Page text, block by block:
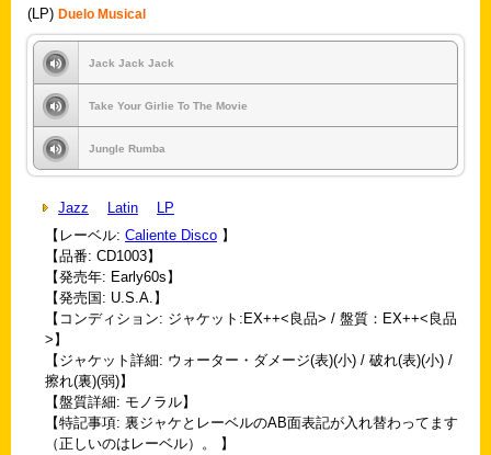
(LP) Duelo Musical
Jack Jack Jack
Take Your Girlie To The Movie
Jungle Rumba
Jazz Latin
LP
【レーベル: Caliente Disco 】
【品番: CD1003】
【発売年: Early60s】
【発売国: U.S.A.】
【コンディション: ジャケット:EX++<良品> / 盤質：EX++<良品
>】
【ジャケット詳細: ウォーター・ダメージ(表)(小) / 破れ(表)(小) /
擦れ(裏)(弱)】
【盤質詳細: モノラル】
【特記事項: 裏ジャケとレーベルのAB面表記が入れ替わってます
（正しいのはレーベル）。 】